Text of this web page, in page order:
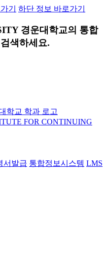
기 하단 정보 바로가기
경운대학교의 통합
색하세요.
서발급 통합정보시스템 LMS